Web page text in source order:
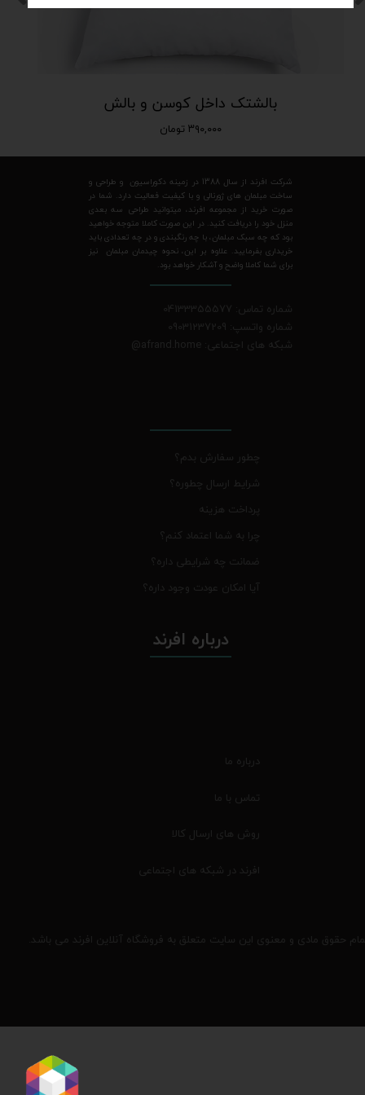
بالشتک داخل کوسن و بالش
۳۹۰,۰۰۰ تومان
شرکت افرند از سال 1388 در زمینه دکوراسیون و طراحی و
ساخت مبلمان های ژورنالی و با کیفیت فعالیت دارد. شما در
صورت خرید از مجموعه افرند، میتوانید طراحی سه بعدی
منزل خود را دریافت کنید. در این صورت کاملا متوجه خواهید
بود که چه سبک مبلمان، با چه رنگبندی و در چه تعدادی باید
خریداری بفرمایید. علاوه بر این، نحوه چیدمان مبلمان نیز
برای شما کاملا واضح و آشکار خواهد بود.
شماره تماس: 04133355577
شماره واتسپ: 09031237209
شبکه های اجتماعی: afrand.home
@
چطور سفارش بدم؟
شرایط ارسال چطوره؟
پرداخت هزینه
چرا به شما اعتماد کنم؟
ضمانت چه شرایطی داره؟
آیا امکان عودت وجود داره؟
حقوق مادی و معنوی این سایت متعلق به فروشگاه آنلاین افرند می باشد.
درباره افرند
درباره ما
تماس با ما
روش های ارسال کالا
افرند در شبکه های اجتماعی